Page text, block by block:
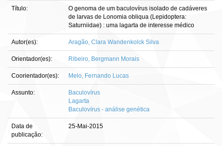
Título:
O genoma de um baculovírus isolado de cadáveres
de larvas de Lonomia obliqua (Lepidoptera:
Saturniidae) : uma lagarta de interesse médico
Autor(es): Aragão, Clara Wandenkolck Silva
Orientador(es): Ribeiro, Bergmann Morais
Coorientador(es): Melo, Fernando Lucas
Assunto:
Baculovírus
Lagarta
Baculovírus - análise genética
Data de
publicação:
25-Mai-2015